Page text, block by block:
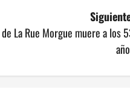
La Rue Morgue muere a los